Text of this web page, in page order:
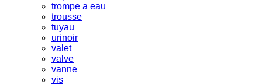
trompe a eau
trousse
tuyau
urinoir
valet
valve
vanne
vis